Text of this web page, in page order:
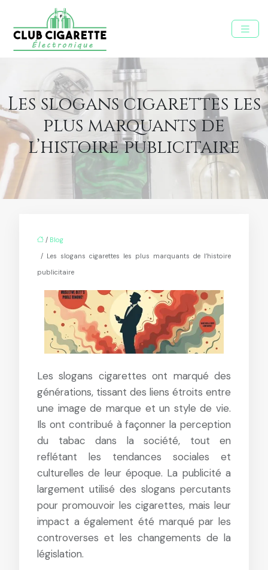
Les slogans cigarettes les
plus marquants de
l’histoire publicitaire
/ Blog
/ Les slogans cigarettes les plus marquants de l’histoire
publicitaire
Les slogans cigarettes ont marqué des
générations, tissant des liens étroits entre
une image de marque et un style de vie.
Ils ont contribué à façonner la perception
du tabac dans la société, tout en
reflétant les tendances sociales et
culturelles de leur époque. La publicité a
largement utilisé des slogans percutants
pour promouvoir les cigarettes, mais leur
impact a également été marqué par les
controverses et les changements de la
législation.